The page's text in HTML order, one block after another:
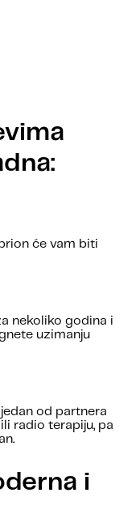
će vam biti
nekoliko godina i
uzimanju
od partnera
radio terapiju, pa
i